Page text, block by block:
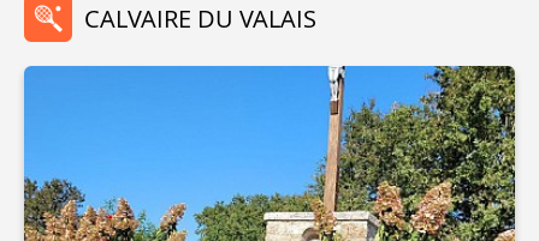
CALVAIRE DU VALAIS